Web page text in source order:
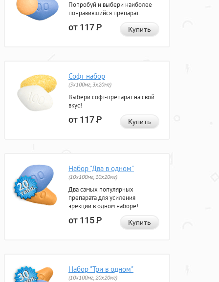
Попробуй и выбери наиболее
понравившийся препарат.
от 117Р Купить
Софт набор
(3x100мг, 3x20мг)
Выбери софт-препарат на свой
вкус!
от 117Р Купить
Набор "Два в одном"
(10x100мг, 10x20мг)
Два самых популярных
препарата для усиления
эрекции в одном наборе!
от 115Р Купить
Набор "Три в одном"
(10x100мг, 20x20мг)